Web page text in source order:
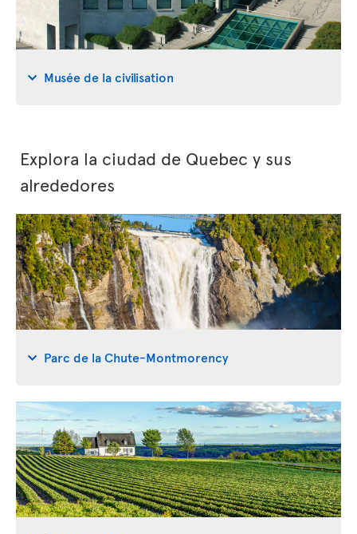
Musée de la civilisation
Explora la ciudad de Quebec y sus
alrededores
Parc de la Chute-Montmorency